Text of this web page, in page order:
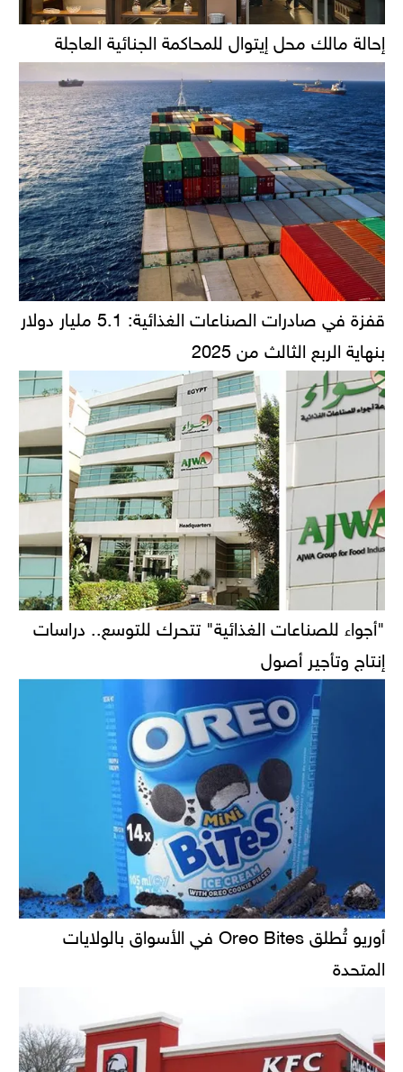
إحالة مالك محل إيتوال للمحاكمة الجنائية العاجلة
قفزة في صادرات الصناعات الغذائية: 5.1 مليار دولار
بنهاية الربع الثالث من 2025
"أجواء للصناعات الغذائية" تتحرك للتوسع.. دراسات
إنتاج وتأجير أصول
أوريو تُطلق Oreo Bites في الأسواق بالولايات
المتحدة